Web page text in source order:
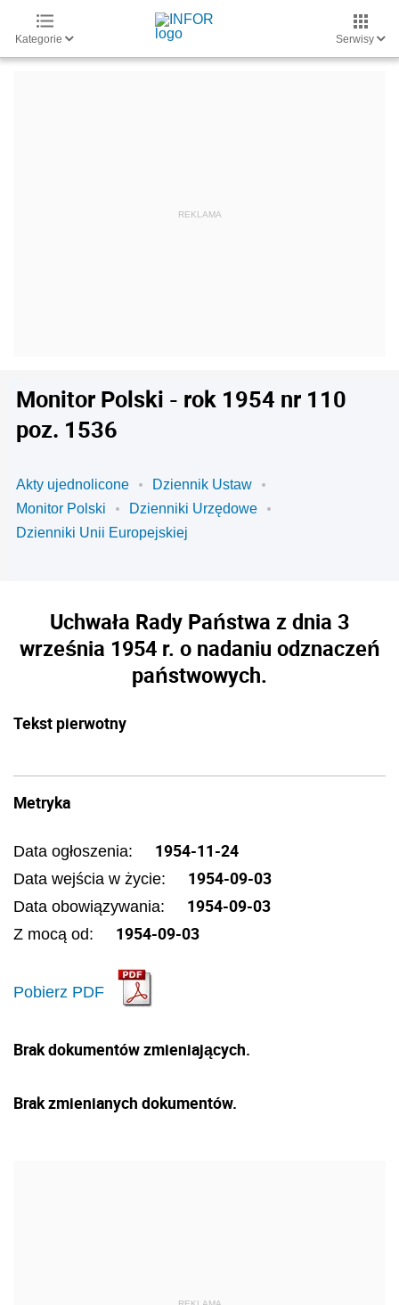
Kategorie Serwisy
Monitor Polski - rok 1954 nr 110
poz. 1536
Akty ujednolicone
Dziennik Ustaw
Monitor Polski
Dzienniki Urzędowe
Dzienniki Unii Europejskiej
Uchwała Rady Państwa z dnia 3
września 1954 r. o nadaniu odznaczeń
państwowych.
Tekst pierwotny
Metryka
Data ogłoszenia: 1954-11-24
Data wejścia w życie: 1954-09-03
Data obowiązywania: 1954-09-03
Z mocą od: 1954-09-03
Pobierz PDF
Brak dokumentów zmieniających.
Brak zmienianych dokumentów.